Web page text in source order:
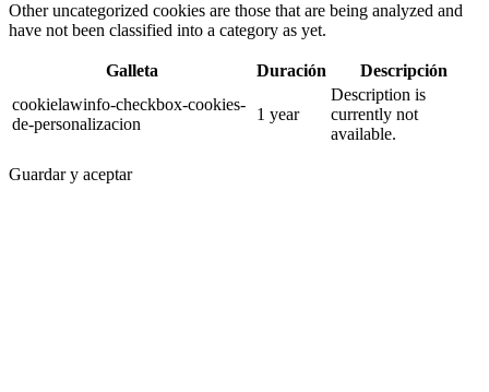
Other uncategorized cookies are those that are being analyzed and
have not been classified into a category as yet.
Galleta Duración
Descripción
cookielawinfo-checkbox-cookies-
de-personalizacion
1 year
Description is
currently not
available.
Guardar y aceptar